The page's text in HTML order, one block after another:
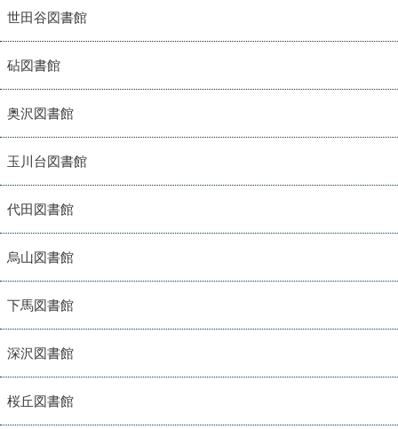
世田谷図書館
砧図書館
奥沢図書館
玉川台図書館
代田図書館
烏山図書館
下馬図書館
深沢図書館
桜丘図書館